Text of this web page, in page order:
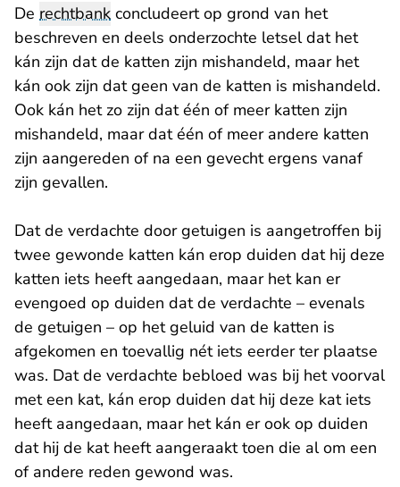
De rechtbank concludeert op grond van het
beschreven en deels onderzochte letsel dat het
kán zijn dat de katten zijn mishandeld, maar het
kán ook zijn dat geen van de katten is mishandeld.
Ook kán het zo zijn dat één of meer katten zijn
mishandeld, maar dat één of meer andere katten
zijn aangereden of na een gevecht ergens vanaf
zijn gevallen.
Dat de verdachte door getuigen is aangetroffen bij
twee gewonde katten kán erop duiden dat hij deze
katten iets heeft aangedaan, maar het kan er
evengoed op duiden dat de verdachte – evenals
de getuigen – op het geluid van de katten is
afgekomen en toevallig nét iets eerder ter plaatse
was. Dat de verdachte bebloed was bij het voorval
met een kat, kán erop duiden dat hij deze kat iets
heeft aangedaan, maar het kán er ook op duiden
dat hij de kat heeft aangeraakt toen die al om een
of andere reden gewond was.